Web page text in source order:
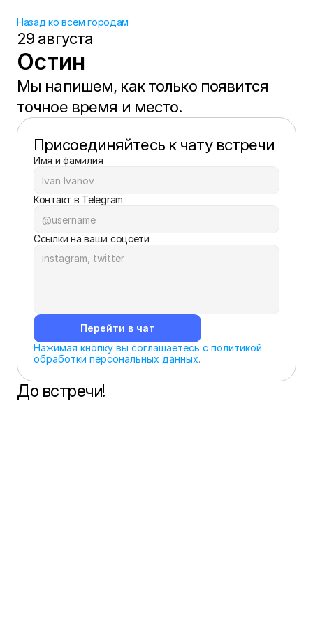
29 августа
Остин
Мы напишем, как только появится
точное время и место.
Присоединяйтесь к чату встречи
Имя и фамилия
Контакт в Telegram
Ссылки на ваши соцсети
Перейти в чат
Нажимая кнопку вы соглашаетесь с политикой
обработки персональных данных.
Назад ко всем городам
До встречи!